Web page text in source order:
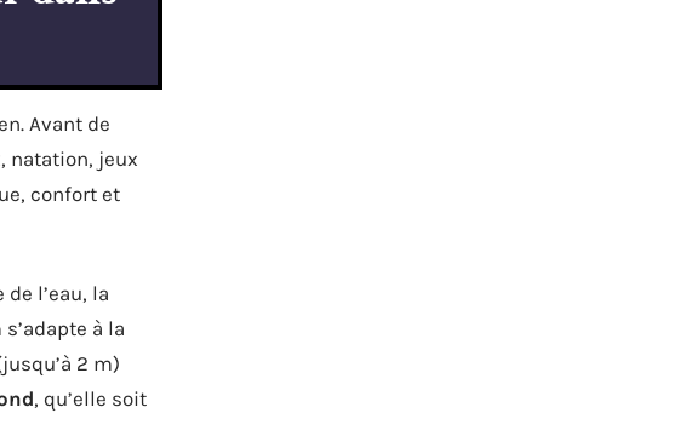
Avant de
natation, jeux
confort et
l’eau, la
s’adapte à la
2 m)
, qu’elle soit